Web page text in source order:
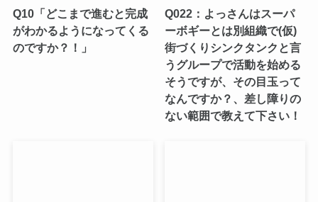
Q10「どこまで進むと完成
がわかるようになってくる
のですか？！」
Q022：よっさんはスーパ
ーボギーとは別組織で(仮)
街づくりシンクタンクと言
うグループで活動を始める
そうですが、その目玉って
なんですか？、差し障りの
ない範囲で教えて下さい！